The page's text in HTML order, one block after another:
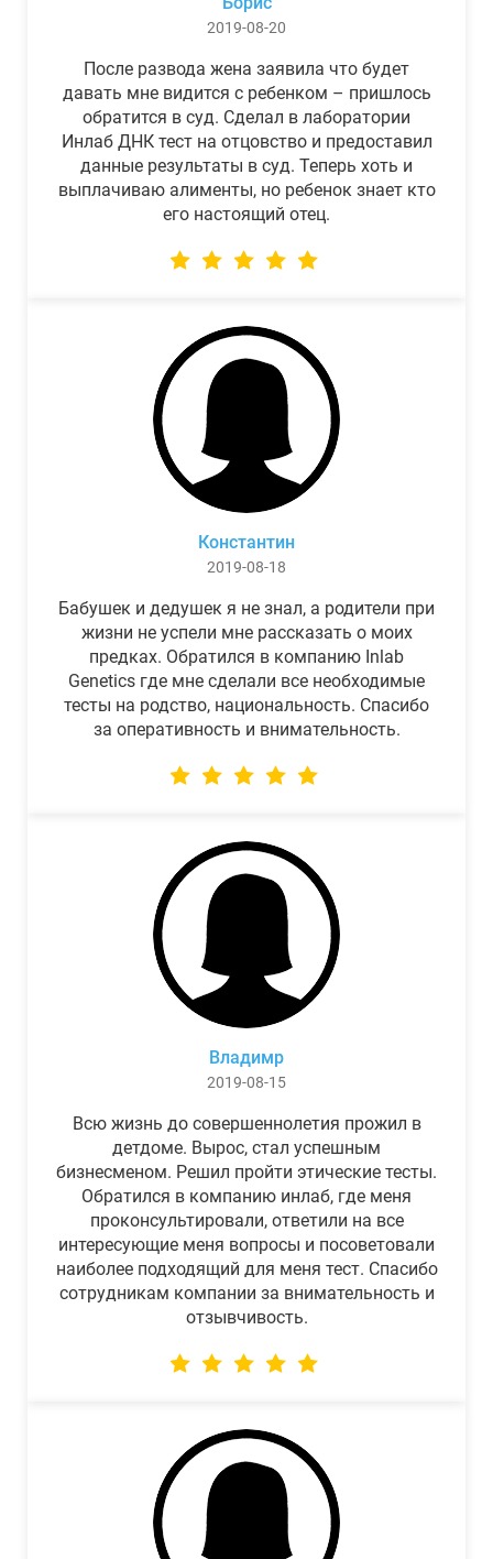
2019-08-20
После развода жена заявила что будет
давать мне видится с ребенком – пришлось
обратится в суд. Сделал в лаборатории
Инлаб ДНК тест на отцовство и предоставил
данные результаты в суд. Теперь хоть и
выплачиваю алименты, но ребенок знает кто
его настоящий отец.
Константин
2019-08-18
Бабушек и дедушек я не знал, а родители при
жизни не успели мне рассказать о моих
предках. Обратился в компанию Inlab
Genetics где мне сделали все необходимые
тесты на родство, национальность. Спасибо
за оперативность и внимательность.
Владимр
2019-08-15
Всю жизнь до совершеннолетия прожил в
детдоме. Вырос, стал успешным
бизнесменом. Решил пройти этические тесты.
Обратился в компанию инлаб, где меня
проконсультировали, ответили на все
интересующие меня вопросы и посоветовали
наиболее подходящий для меня тест. Спасибо
сотрудникам компании за внимательность и
отзывчивость.